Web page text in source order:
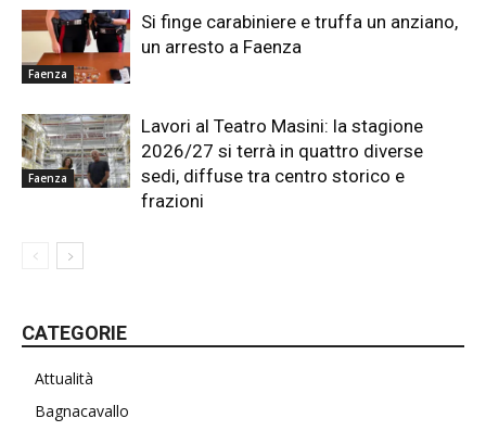
Faenza
Si finge carabiniere e truffa un anziano,
un arresto a Faenza
Faenza
Lavori al Teatro Masini: la stagione
2026/27 si terrà in quattro diverse
sedi, diffuse tra centro storico e
frazioni
CATEGORIE
Attualità
Bagnacavallo